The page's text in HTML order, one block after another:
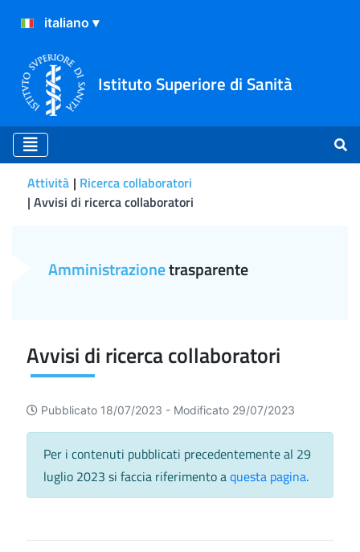
Istituto Superiore di Sanità
Attività Ricerca collaboratori
Avvisi di ricerca collaboratori
Avvisi di ricerca collaboratori
Pubblicato 18/07/2023 - Modificato 29/07/2023
Per i contenuti pubblicati precedentemente al 29
luglio 2023 si faccia riferimento aquesta pagina.
Amministrazionetrasparente